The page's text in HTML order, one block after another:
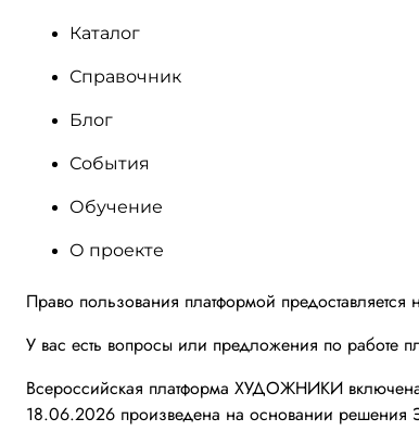
Каталог
Справочник
Блог
События
Обучение
О проекте
Право пользования платформой
У вас есть вопросы или предложения по работе
Всероссийская платформа ХУДОЖНИКИ
18.06.2026 произведена на основании решения